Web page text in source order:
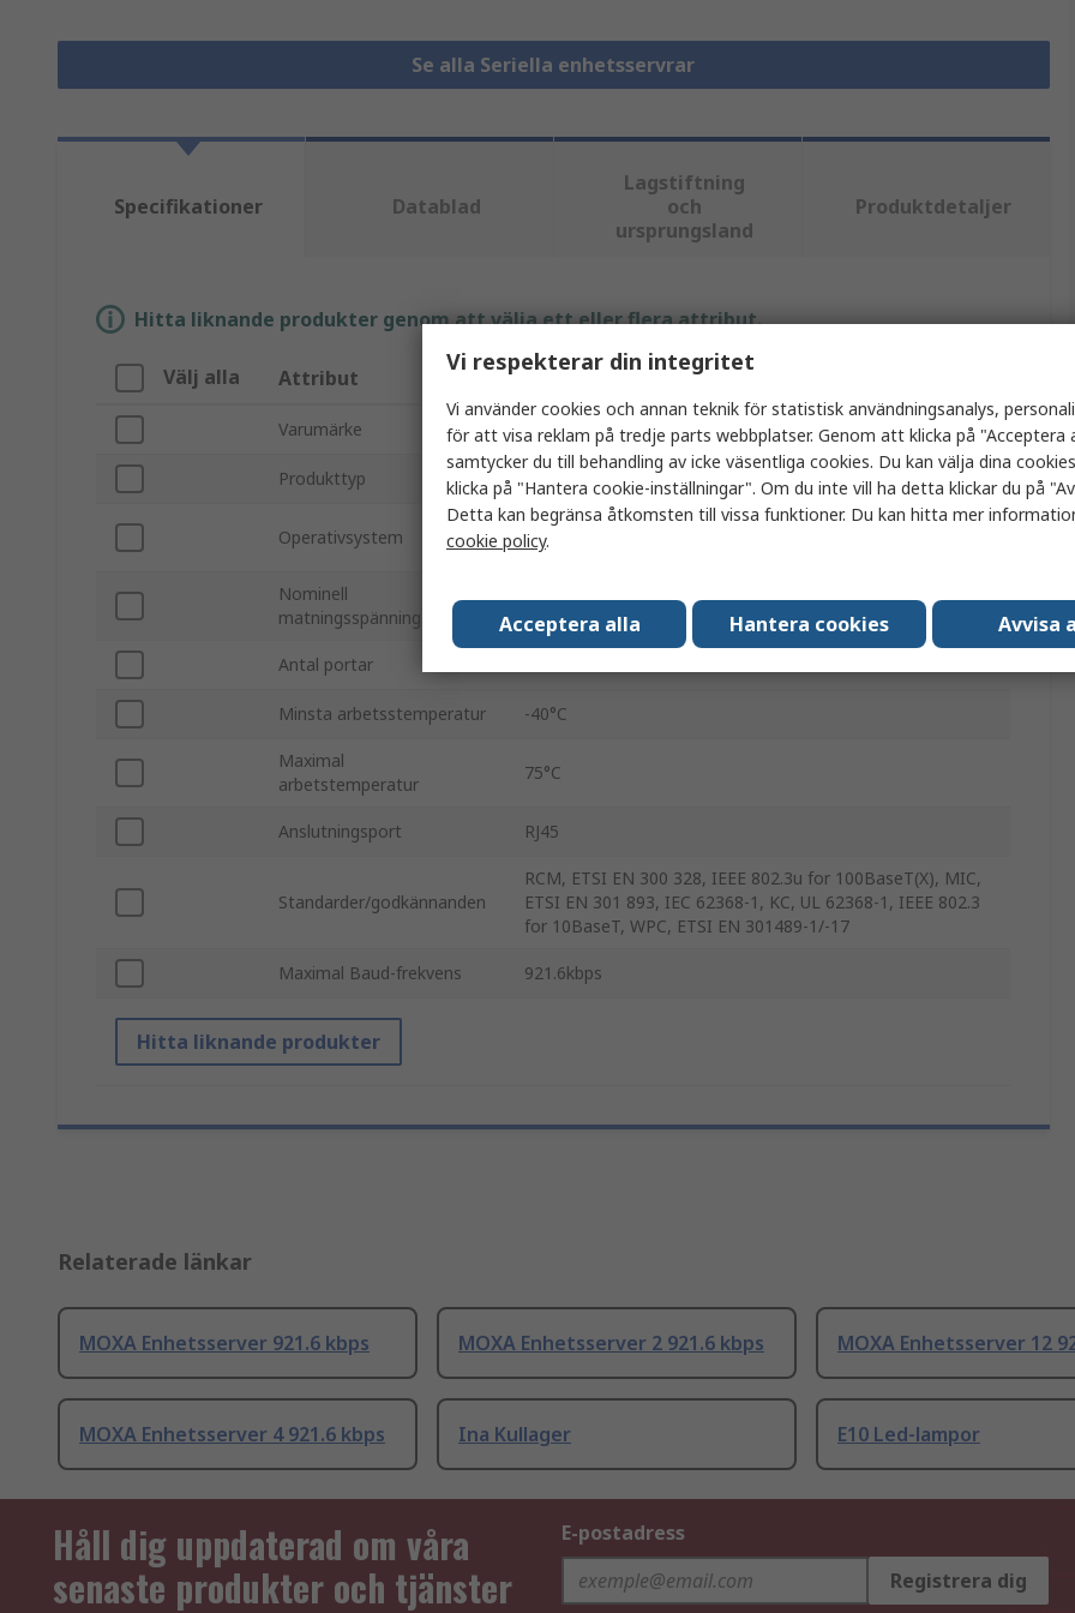
Se alla Seriella enhetsservrar
Specifikationer Datablad
Lagstiftning
och
ursprungsland
Produktdetaljer
Hitta liknande produkter genom att välja ett eller flera attribut.
Välj alla Attribut Värde
Varumärke MOXA
Produkttyp Enhetsserver
Operativsystem
Windows 95/98/ME/NT/2000, Windows 2008 R2/2012/2012
R2/2016/2019 (x64), Windows Server 2022,, Windows XP
Nominell
matningsspänning
12 to 48 V dc
Antal portar
Minsta arbetsstemperatur -40°C
Maximal
arbetstemperatur
75°C
Anslutningsport RJ45
Standarder/godkännanden
RCM, ETSI EN 300 328, IEEE 802.3u for 100BaseT(X), MIC,
ETSI EN 301 893, IEC 62368-1, KC, UL 62368-1, IEEE 802.3
for 10BaseT, WPC, ETSI EN 301489-1/-17
Maximal Baud-frekvens 921.6kbps
Hitta liknande produkter
Relaterade länkar
MOXA Enhetsserver 921.6 kbps MOXA Enhetsserver 2 921.6 kbps MOXA Enhetsserver 12
MOXA Enhetsserver 4 921.6 kbps Ina Kullager E10 Led-lampor
Håll dig uppdaterad om våra
senaste produkter och tjänster
E-postadress
Registrera dig
Vi respekterar din integritet
Vi använder cookies och annan teknik för statistisk användningsanalys,
för att visa reklam på tredje parts webbplatser. Genom att klicka på "Acceptera
samtycker du till behandling av icke väsentliga cookies. Du kan välja dina
klicka på "Hantera cookie-inställningar". Om du inte vill ha detta klickar du på
Detta kan begränsa åtkomsten till vissa funktioner. Du kan hitta mer
cookie policy.
Acceptera alla Hantera cookies Avvisa